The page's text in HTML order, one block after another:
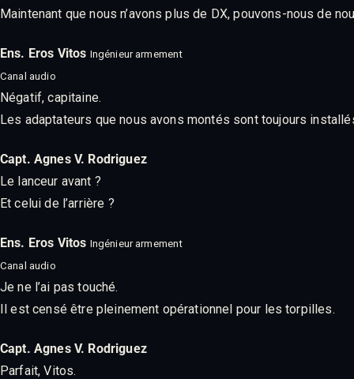
Maintenant que nous n’avons plus de DX, pouvons-nous de
Ens. Eros Vitos Ingénieur armement
Canal audio
Négatif, capitaine.
Les adaptateurs que nous avons montés sont toujours
Capt. Agnes V. Rodriguez
Le lanceur avant ?
Et celui de l’arrière ?
Ens. Eros Vitos Ingénieur armement
Canal audio
Je ne l’ai pas touché.
Il est censé être pleinement opérationnel pour les torpilles.
Capt. Agnes V. Rodriguez
Parfait, Vitos.